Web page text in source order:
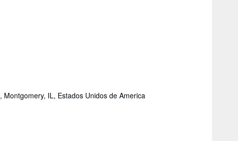
, Montgomery, IL, Estados Unidos de America